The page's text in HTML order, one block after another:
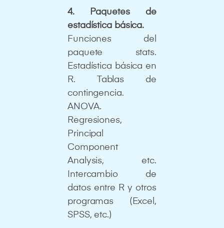
4. Paquetes de
estadística básica.
Funciones del
paquete stats.
Estadística básica en
R. Tablas de
contingencia.
ANOVA.
Regresiones,
Principal
Component
Analysis, etc.
Intercambio de
datos entre R y otros
programas (Excel,
SPSS, etc.)